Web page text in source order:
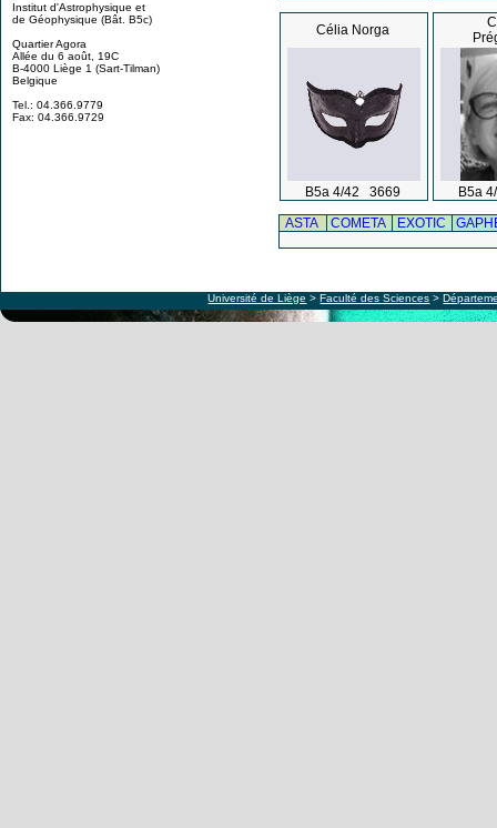
Institut d'Astrophysique et
de Géophysique (Bât. B5c)
Quartier Agora
Allée du 6 août, 19C
B-4000 Liège 1 (Sart-Tilman)
Belgique
Tel.: 04.366.9779
Fax: 04.366.9729
Célia Norga
B5a 4/42 3669
B5a
ASTA
COMETA EXOTIC
Université de Liège >Faculté des Sciences >